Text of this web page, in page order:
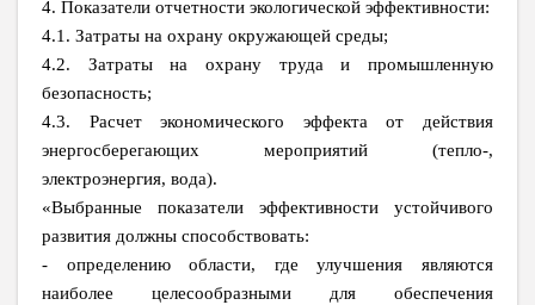
4. Показатели отчетности экологической эффективности:
4.1. Затраты на охрану окружающей среды;
4.2. Затраты на охрану труда и промышленную
безопасность;
4.3. Расчет экономического эффекта от действия
энергосберегающих мероприятий (тепло-,
электроэнергия, вода).
«Выбранные показатели эффективности устойчивого
развития должны способствовать:
- определению области, где улучшения являются
наиболее целесообразными для обеспечения